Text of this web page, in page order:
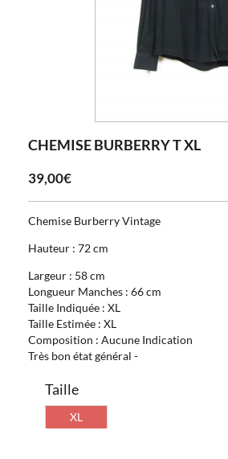
CHEMISE BURBERRY T XL
39,00€
Chemise Burberry Vintage
Hauteur : 72 cm
Largeur : 58 cm
Longueur Manches : 66 cm
Taille Indiquée : XL
Taille Estimée : XL
Composition : Aucune Indication
Très bon état général -
Taille
XL